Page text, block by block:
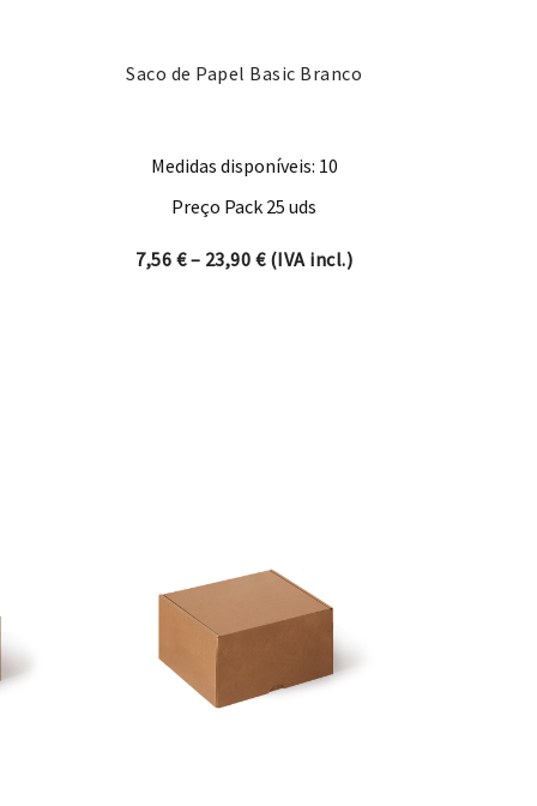
Saco de Papel Basic Branco
Medidas disponíveis: 10
Preço Pack 25 uds
7,56 € – 23,90 €Price range: 7,56 € through
(IVA incl.)